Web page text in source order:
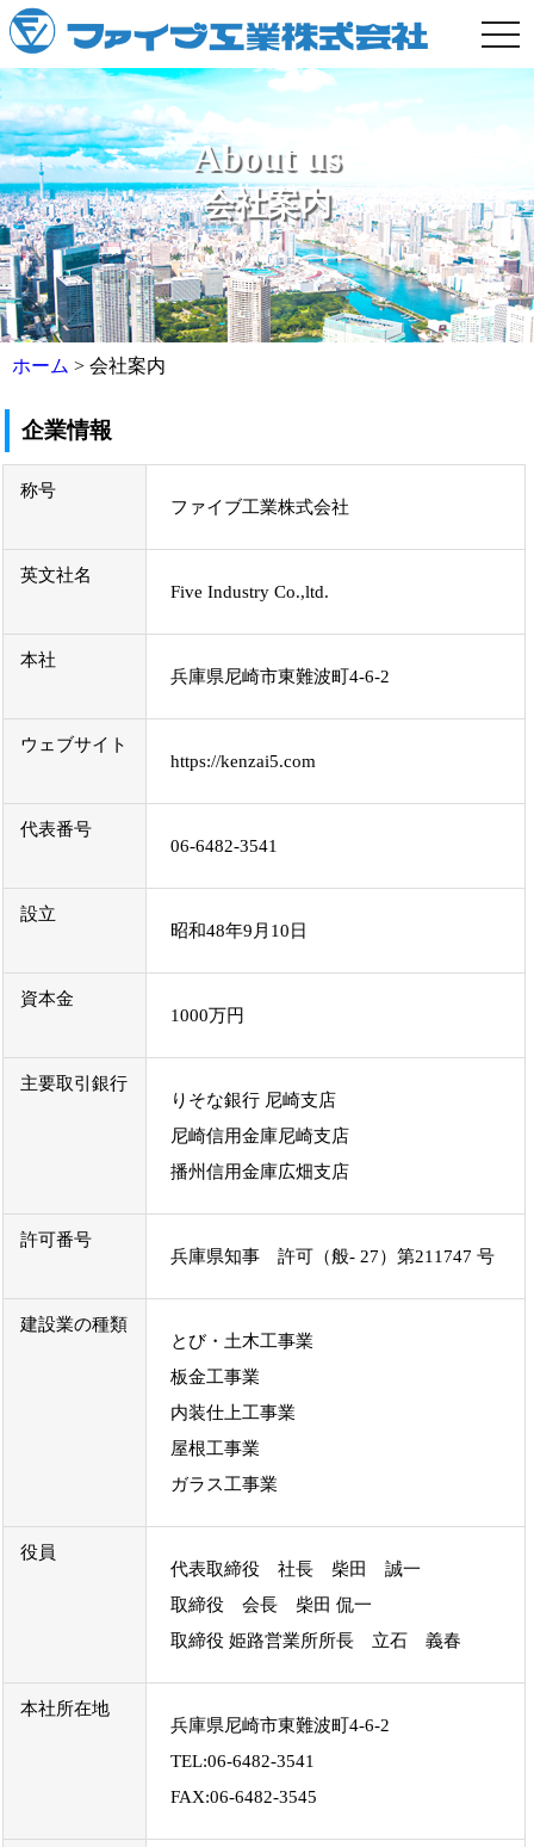
About us
会社案内
ホーム > 会社案内
企業情報
称号
ファイブ工業株式会社
英文社名
Five Industry Co.,ltd.
本社
兵庫県尼崎市東難波町4-6-2
ウェブサイト
https://kenzai5.com
代表番号
06-6482-3541
設立
昭和48年9月10日
資本金
1000万円
主要取引銀行
りそな銀行 尼崎支店
尼崎信用金庫尼崎支店
播州信用金庫広畑支店
許可番号
兵庫県知事 許可（般- 27）第211747 号
建設業の種類
とび・土木工事業
板金工事業
内装仕上工事業
屋根工事業
ガラス工事業
役員
代表取締役 社長 柴田 誠一
取締役 会長 柴田 侃一
取締役 姫路営業所所長 立石 義春
本社所在地
兵庫県尼崎市東難波町4-6-2
TEL:06-6482-3541
FAX:06-6482-3545